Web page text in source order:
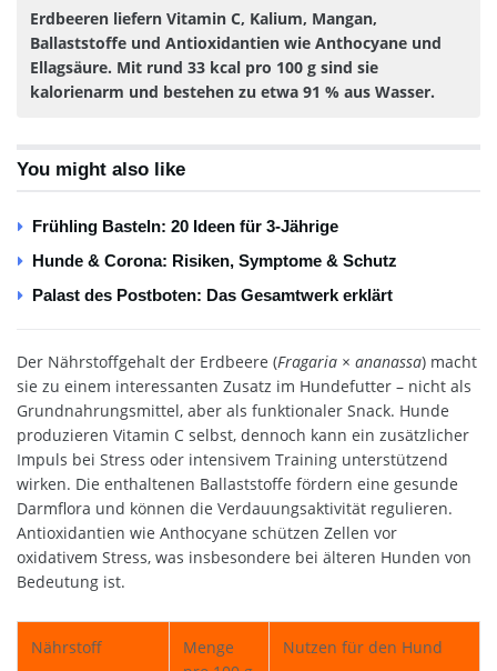
Erdbeeren liefern Vitamin C, Kalium, Mangan,
Ballaststoffe und Antioxidantien wie Anthocyane und
Ellagsäure. Mit rund 33 kcal pro 100 g sind sie
kalorienarm und bestehen zu etwa 91 % aus Wasser.
You might also like
Frühling Basteln: 20 Ideen für 3-Jährige
Hunde & Corona: Risiken, Symptome & Schutz
Palast des Postboten: Das Gesamtwerk erklärt
Der Nährstoffgehalt der Erdbeere (Fragaria × ananassa) macht
sie zu einem interessanten Zusatz im Hundefutter – nicht als
Grundnahrungsmittel, aber als funktionaler Snack. Hunde
produzieren Vitamin C selbst, dennoch kann ein zusätzlicher
Impuls bei Stress oder intensivem Training unterstützend
wirken. Die enthaltenen Ballaststoffe fördern eine gesunde
Darmflora und können die Verdauungsaktivität regulieren.
Antioxidantien wie Anthocyane schützen Zellen vor
oxidativem Stress, was insbesondere bei älteren Hunden von
Bedeutung ist.
Nährstoff
Menge
Nutzen für den Hund